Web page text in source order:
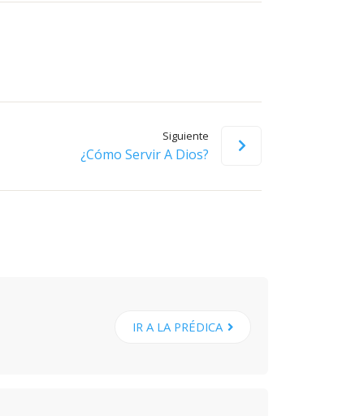
o
Siguiente
¿Cómo Servir A Dios?
IR A LA PRÉDICA